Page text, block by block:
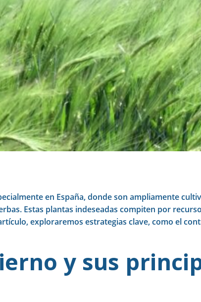
en España, donde son ampliamente
Estas plantas indeseadas compiten por
exploraremos estrategias clave, como el
y sus